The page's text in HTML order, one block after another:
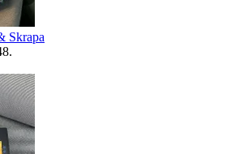
Skrapa
.